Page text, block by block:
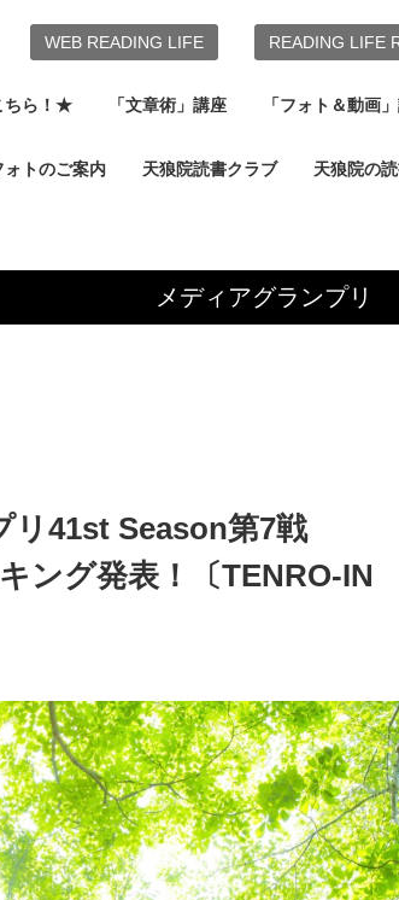
ちら！★ 「文章術」講座 「フォト＆動画
ォトのご案内 天狼院読書クラブ 天狼院の
WEB READING LIFE READING LIFE
メディアグランプリ
リ41st Season第7戦
ング発表！〔TENRO-IN